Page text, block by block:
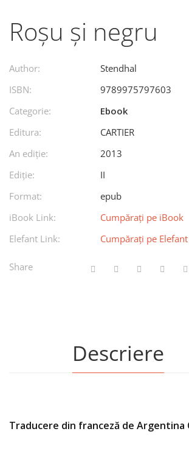
Roșu și negru
Author:
Stendhal
ISBN:
9789975797603
Categorie:
Ebook
Editura:
CARTIER
An ediţie:
2013
Ediţie:
II
Format:
epub
iBook Link:
Cumpărați pe iBook
Elefant Link:
Cumpărați pe Elefant
Share
Descriere
Traducere din franceză de Argentina